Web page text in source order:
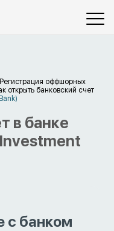
оффшорных
открыть банковский счет
в банке
с банком